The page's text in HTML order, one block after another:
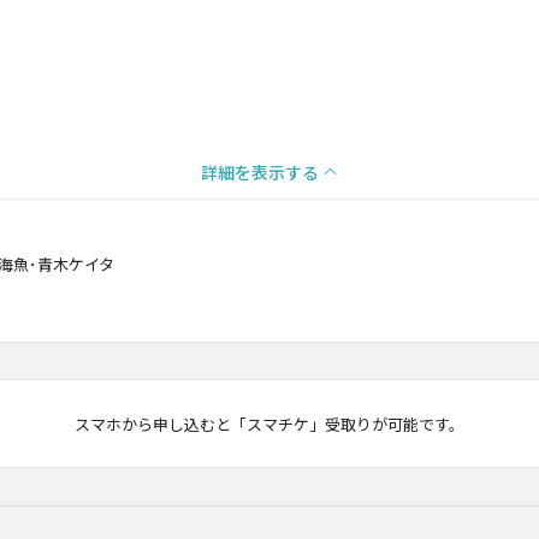
詳細を表示する
魚･青木ケイタ
スマホから申し込むと「スマチケ」受取りが可能です。